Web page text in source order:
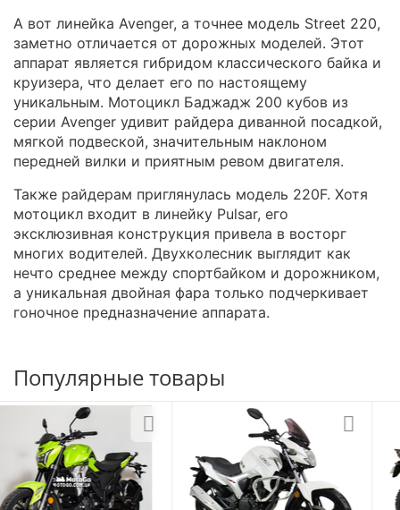
А вот линейка Avenger, а точнее модель Street 220,
заметно отличается от дорожных моделей. Этот
аппарат является гибридом классического байка и
круизера, что делает его по настоящему
уникальным. Мотоцикл Баджадж 200 кубов из
серии Avenger удивит райдера диванной посадкой,
мягкой подвеской, значительным наклоном
передней вилки и приятным ревом двигателя.
Также райдерам приглянулась модель 220F. Хотя
мотоцикл входит в линейку Pulsar, его
эксклюзивная конструкция привела в восторг
многих водителей. Двухколесник выглядит как
нечто среднее между спортбайком и дорожником,
а уникальная двойная фара только подчеркивает
гоночное предназначение аппарата.
Популярные товары
Мотоцикл SHINERAY X-
TRAIL 250 (Оранжевый)
В наличии